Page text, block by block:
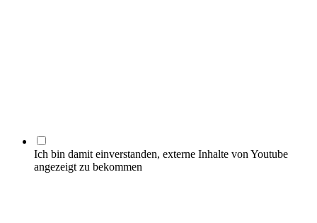
Ich bin damit einverstanden, externe Inhalte von Youtube
angezeigt zu bekommen